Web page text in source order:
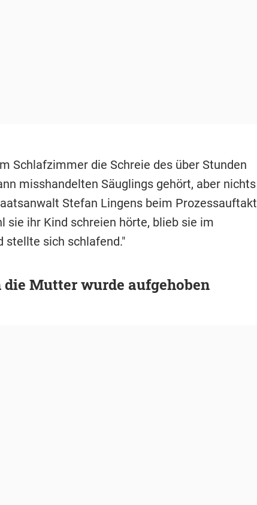
Schlafzimmer die Schreie des über Stunden
misshandelten Säuglings gehört, aber nichts
Stefan Lingens beim Prozessauftakt
sie ihr Kind schreien hörte, blieb sie im
stellte sich schlafend."
die Mutter wurde aufgehoben